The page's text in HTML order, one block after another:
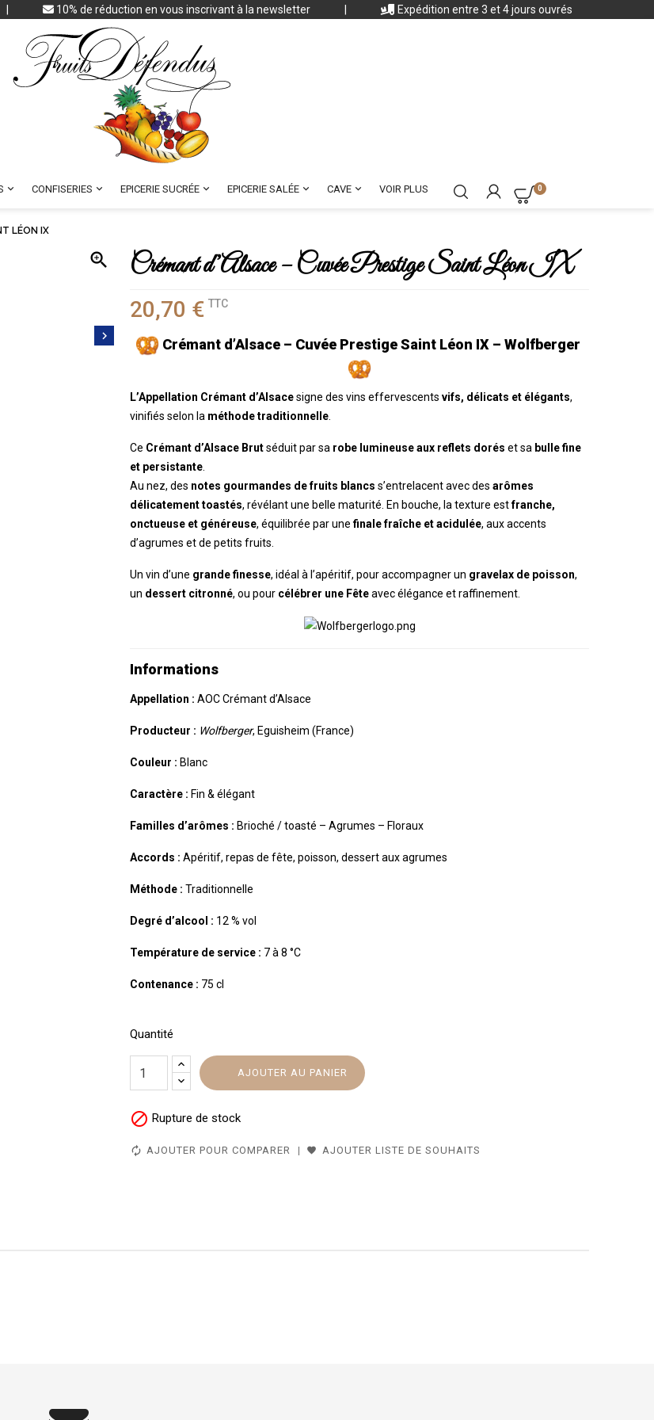
10% de réduction en vous inscrivant à la newsletter Expédition entre 3 et 4 jours ouvrés
 
CONFISERIES 
EPICERIE SUCRÉE 
EPICERIE SALÉE 
CAVE VOIR PLUS 0
LÉON IX


Crémant d’Alsace – Cuvée Prestige Saint Léon IX
20,70 € TTC
Crémant d’Alsace – Cuvée Prestige Saint Léon IX – Wolfberger
L’Appellation Crémant d’Alsacesigne des vins effervescents vifs, délicats et élégants,
vinifiés selon la méthode traditionnelle
Ce Crémant d’Alsace Brutséduit par sa robe lumineuse aux reflets dorés et sa bulle fine
et persistante
Au nez, des notes gourmandes de fruits blancs s’entrelacent avec des arômes
délicatement toastés, révélant une belle maturité. En bouche, la texture estfranche,
onctueuse et généreuse, équilibrée par unefinale fraîche et acidulée, aux accents
d’agrumes et de petits fruits.
Un vin d’une grande finesse, idéal à l’apéritif, pour accompagner un gravelax de poisson,
un dessert citronné, ou pour célébrer une Fêteavec élégance et raffinement.
Informations
Appellation : AOC Crémant d’Alsace
Producteur : Wolfberger, Eguisheim (France)
Couleur : Blanc
Caractère : Fin & élégant
Familles d’arômes : Brioché / toasté – Agrumes – Floraux
Accords : Apéritif, repas de fête, poisson, dessert aux agrumes
Méthode : Traditionnelle
Degré d’alcool : 12 % vol
Température de service : 7 à 8 °C
Contenance : 75 cl
Quantité
AJOUTER AU PANIER
 Rupture de stock
AJOUTER POUR COMPARER AJOUTER LISTE DE SOUHAITS